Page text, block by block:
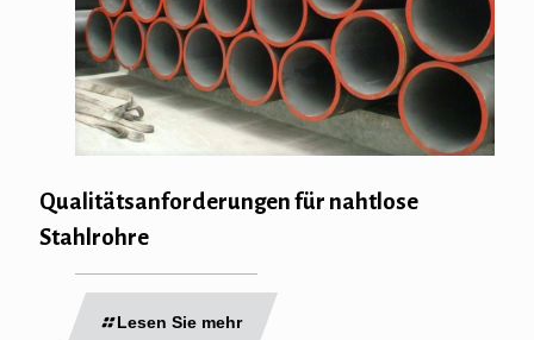
Qualitätsanforderungen für nahtlose
Stahlrohre
Lesen Sie mehr